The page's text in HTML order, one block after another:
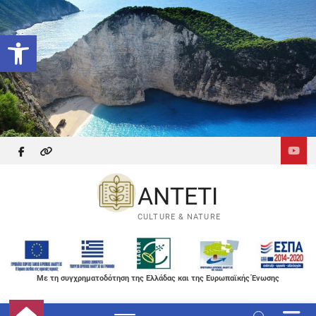
Ανοίξτε τη γραμμή εργαλείων
Skip
to
content
facebook
themefreesia
ANTETI
CULTURE & NATURE
Με τη συγχρηματοδότηση της Ελλάδας και της Ευρωπαϊκής Ένωσης
M